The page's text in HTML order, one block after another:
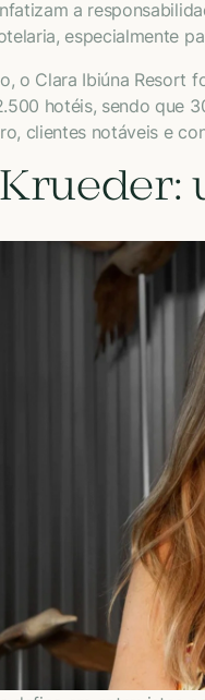
a
especialmente
o Clara Ibiúna Resort
hotéis, sendo que
clientes notáveis e